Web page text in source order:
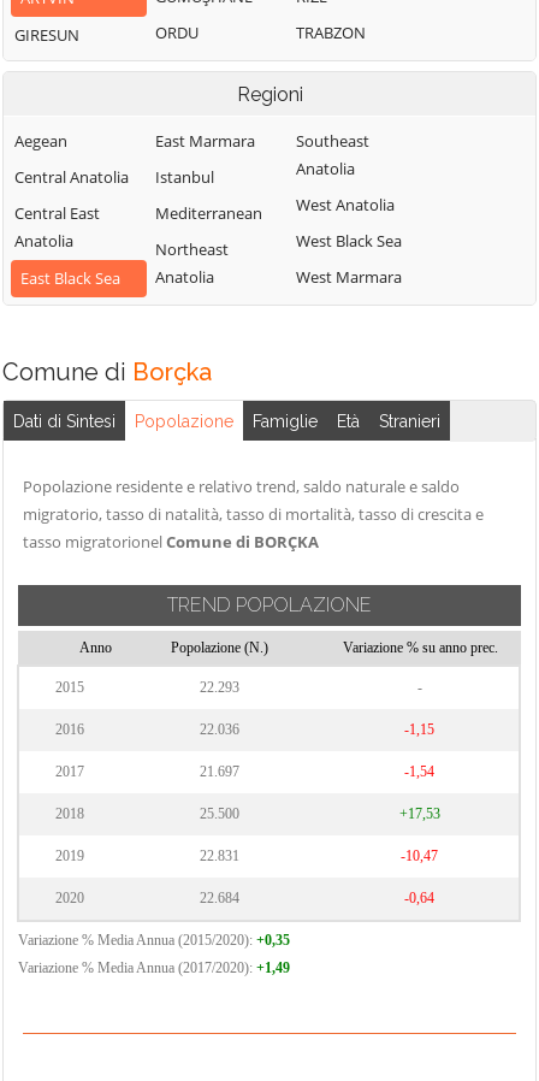
GIRESUN
ORDU
TRABZON
Regioni
Aegean
Central Anatolia
Central East
Anatolia
East Black Sea
East Marmara
Istanbul
Mediterranean
Northeast
Anatolia
Southeast
Anatolia
West Anatolia
West Black Sea
West Marmara
Comune di Borçka
Dati di Sintesi Popolazione Famiglie Età Stranieri
Popolazione residente e relativo trend, saldo naturale e saldo
migratorio, tasso di natalità, tasso di mortalità, tasso di crescita e
tasso migratorionelComune di BORÇKA
TREND POPOLAZIONE
Anno Popolazione (N.) Variazione % su anno prec.
2015 22.293 -
2016 22.036 -1,15
2017 21.697 -1,54
2018 25.500 +17,53
2019 22.831 -10,47
2020 22.684 -0,64
Variazione % Media Annua (2015/2020): +0,35
Variazione % Media Annua (2017/2020): +1,49